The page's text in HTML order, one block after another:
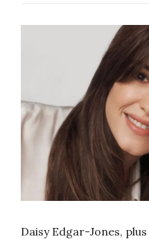
Daisy Edgar-Jones,